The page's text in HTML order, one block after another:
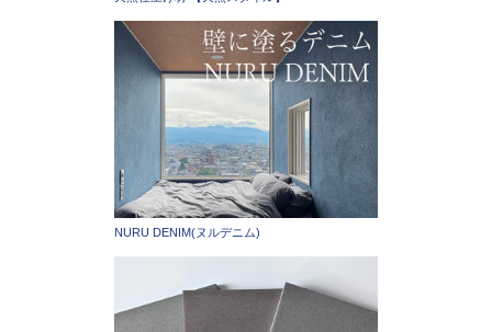
NURU DENIM(ヌルデニム)